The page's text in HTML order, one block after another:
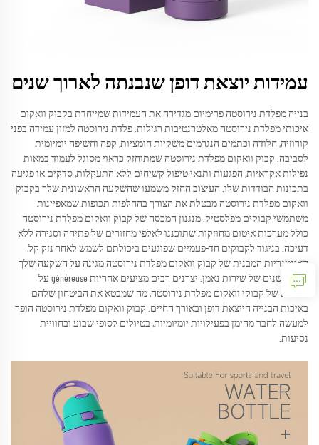
עמידות יוצאת דופן שנבנתה לארוך שנים
בנייה מפלדת נירוסטה פרימיום מגדירה את העמידות שמייחדת בקבוק וואקום
איכותי מפלדת נירוסטה מאלטרנטיבות רגילות. פלדת נירוסטה למזון עמידה בפני
קורוזיה, חלודה וכתמים הנגרמים משקיות חומציות, קפה וחשיפה יומיומית
לסביבה. קבוק וואקום מפלדת נירוסטה שמתוחזק כראוי מסוגל לעמוד במאות
נפילות אקראיות, הפגעות ותנאי טיפול קשיחים ללא התעקלות, סדקים או פגיעה
בתכונות הבודדות שלו. העיצוב החזק משמעו שהשקעה הראשונית שלך בקבוק
וואקום מפלדת נירוסטה מבטלת את הצורך בהחלפות תכופות שמאפיינות
משתמשי קבוקים מפלסטיק. מנגנון המכסה של קבוק וואקום מפלדת נירוסטה
כולל מערכות איטום מחוזקות שתוכננו לאלפי מחזורים של פתיחה וסגירה ללא
דעיכה. בניגוד לקבוקים חד-פעמיים שפוגעים ביכולתם לשמש לאחר נזק קל,
האינטגריות המבנית של קבוק וואקום מפלדת נירוסטה מגינה על השקעה שלך
לאורך שנים של שירות נאמן. יצרנים רבים מציעים אחריות généreuse על
מוצרים של קבוקי וואקום מפלדת נירוסטה, מה שמבטא את הביטחון שלהם
באיכות הבנייה היוצאת דופן ובאורך החיים. קבוק וואקום מפלדת נירוסטה הופך
למעשה לחבר מהימן בפעילויות יומיומיות, בטיולים לסופי שבוע ובחוויית
נסיעות.